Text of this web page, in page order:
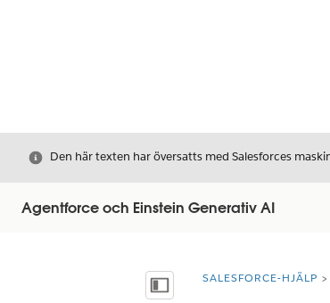
Stäng
Den här texten har översatts med Salesforces
Agentforce och Einstein Generativ AI
Visa innehållsförteckning
Du är här:
SALESFORCE-HJÄLP